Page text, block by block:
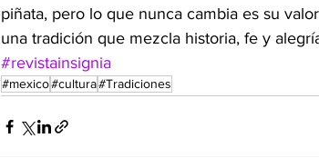
piñata, pero lo que nunca cambia es su
una tradición que mezcla historia, fe y
#revistainsignia
#mexico#cultura#Tradiciones